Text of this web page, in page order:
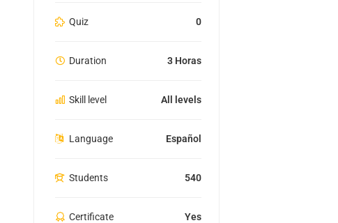
Quiz 0
Duration 3 Horas
Skill level All levels
Language Español
Students 540
Certificate Yes